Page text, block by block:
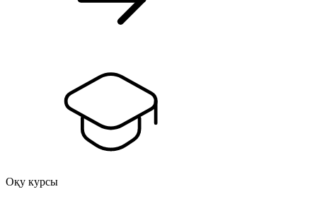
Оқу курсы